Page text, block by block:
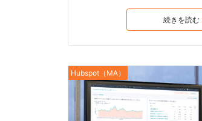
続きを読む
Hubspot（MA）